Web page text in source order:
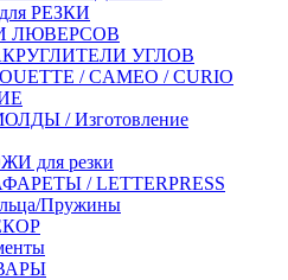
РЕЗКИ
ЛЮВЕРСОВ
УГЛОВ
/ CAMEO / CURIO
/ Изготовление
для резки
/ LETTERPRESS
Пружины